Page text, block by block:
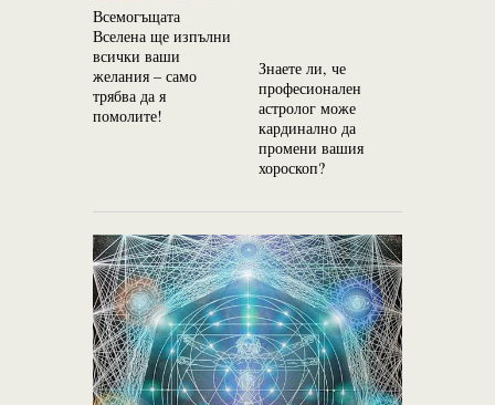
Всемогъщата
Вселена ще изпълни
всички ваши
желания – само
трябва да я
помолите!
Знаете ли, че
професионален
астролог може
кардинално да
промени вашия
хороскоп?